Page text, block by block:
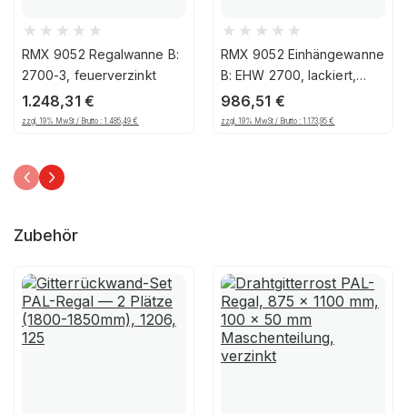
RMX 9052 Regalwanne B:
2700-3, feuerverzinkt
1.248,31 €
zzgl. 19% MwSt / Brutto :1.485,49€
RMX 9052 Einhängewanne
B: EHW 2700, lackiert,
Feuerrot
986,51 €
zzgl. 19% MwSt / Brutto :1.173,95€
Zubehör